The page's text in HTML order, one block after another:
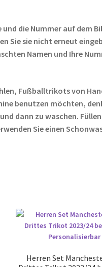
die Nummer auf dem
Sie sie nicht erneut
Namen und Ihre
Fußballtrikots von
benutzen möchten,
dann zu waschen. Füllen
Sie einen
Herren Set